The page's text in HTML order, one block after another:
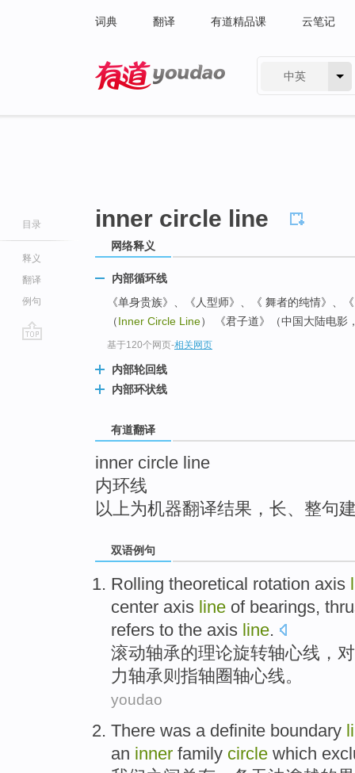
词典 翻译 有道精品课 云笔记
中英
目录
释义
翻译
例句
inner circle line
网络释义
内部循环线
《单身贵族》、《人型师》、《 舞者的纯情》、
（Inner Circle Line） 《君子道》（中国大陆电影
基于120个网页-相关网页
内部轮回线
内部环状线
有道翻译
inner circle line
内环线
以上为机器翻译结果，长、整句
双语例句
Rolling theoretical rotation axis
center axis line of bearings,
refers to the axis line.
滚动轴承的理论旋转轴心线 ， 对
力轴承则 指轴圈轴心线。
youdao
There was a definite boundary
an inner family circle which